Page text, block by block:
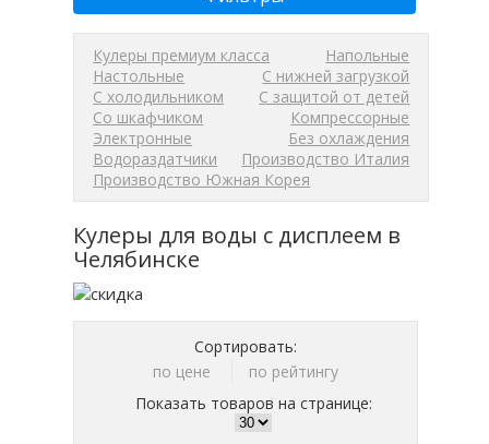
Кулеры премиум класса
Напольные
Настольные
С нижней загрузкой
С холодильником
С защитой от детей
Со шкафчиком
Компрессорные
Электронные
Без охлаждения
Водораздатчики
Производство Италия
Производство Южная Корея
Кулеры для воды с дисплеем в
Челябинске
Сортировать:
по цене
по рейтингу
Показать товаров на странице: